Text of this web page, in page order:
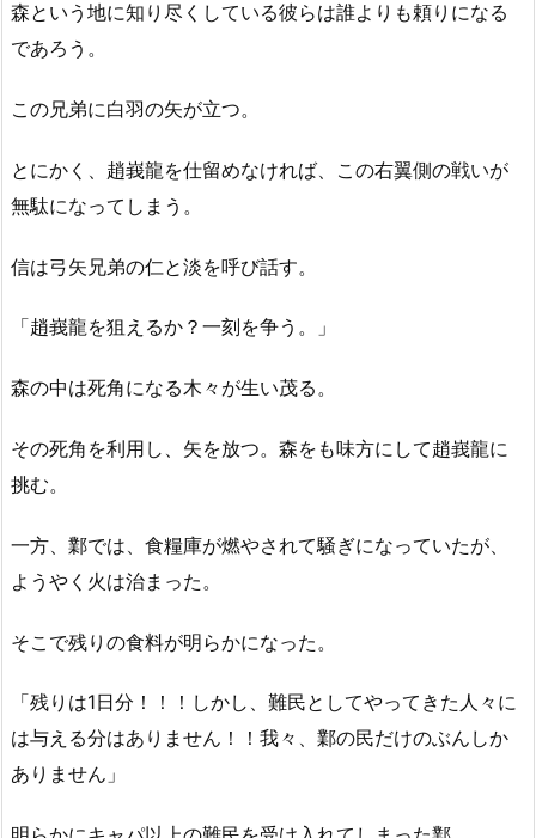
森という地に知り尽くしている彼らは誰よりも頼りになる
であろう。
この兄弟に白羽の矢が立つ。
とにかく、趙峩龍を仕留めなければ、この右翼側の戦いが
無駄になってしまう。
信は弓矢兄弟の仁と淡を呼び話す。
「趙峩龍を狙えるか？一刻を争う。」
森の中は死角になる木々が生い茂る。
その死角を利用し、矢を放つ。森をも味方にして趙峩龍に
挑む。
一方、鄴では、食糧庫が燃やされて騒ぎになっていたが、
ようやく火は治まった。
そこで残りの食料が明らかになった。
「残りは1日分！！！しかし、難民としてやってきた人々に
は与える分はありません！！我々、鄴の民だけのぶんしか
ありません」